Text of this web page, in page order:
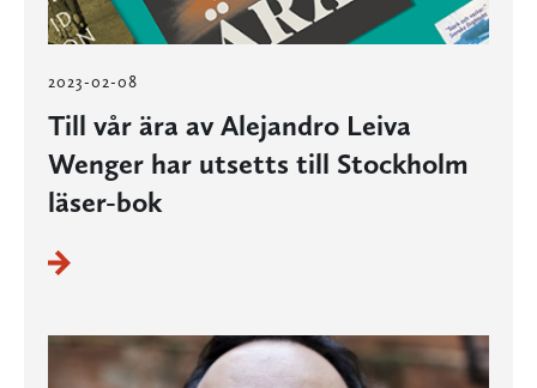
2023-02-08
Till vår ära av Alejandro Leiva
Wenger har utsetts till Stockholm
läser-bok